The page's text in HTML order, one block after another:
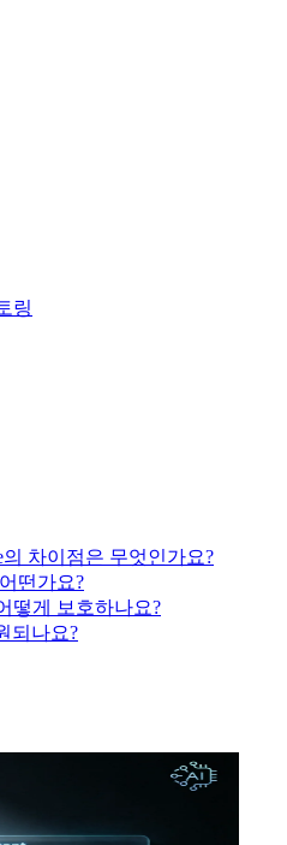
링
의 차이점은 무엇인가요?
떤가요?
떻게 보호하나요?
되나요?